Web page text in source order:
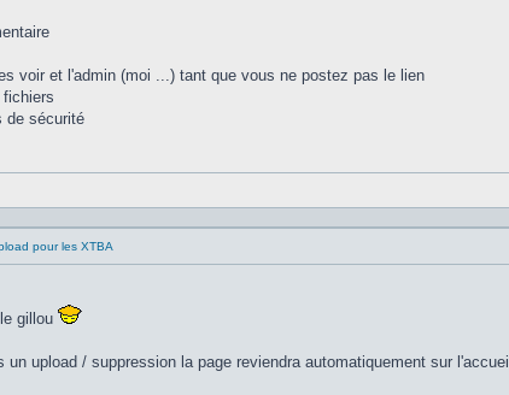
voir et l'admin (moi ...) tant que vous ne postez pas le lien
de sécurité
pour les XTBA
gillou
upload / suppression la page reviendra automatiquement sur l'accueil